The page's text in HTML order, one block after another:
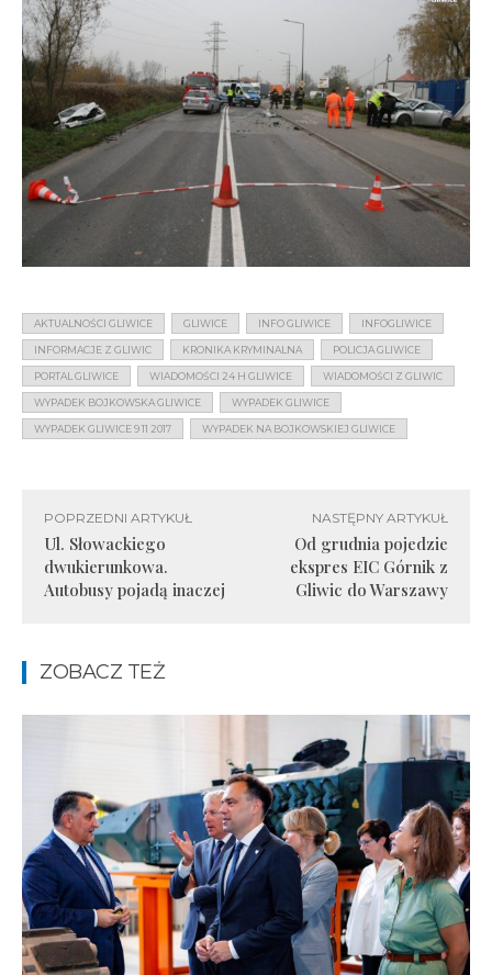
AKTUALNOŚCI GLIWICE GLIWICE INFO GLIWICE INFOGLIWICE
INFORMACJE Z GLIWIC KRONIKA KRYMINALNA POLICJA GLIWICE
PORTAL GLIWICE WIADOMOŚCI 24 H GLIWICE WIADOMOŚCI Z GLIWIC
WYPADEK BOJKOWSKA GLIWICE WYPADEK GLIWICE
WYPADEK GLIWICE 9 11 2017 WYPADEK NA BOJKOWSKIEJ GLIWICE
POPRZEDNI ARTYKUŁ
Ul. Słowackiego
dwukierunkowa.
Autobusy pojadą inaczej
NASTĘPNY ARTYKUŁ
Od grudnia pojedzie
ekspres EIC Górnik z
Gliwic do Warszawy
ZOBACZ TEŻ